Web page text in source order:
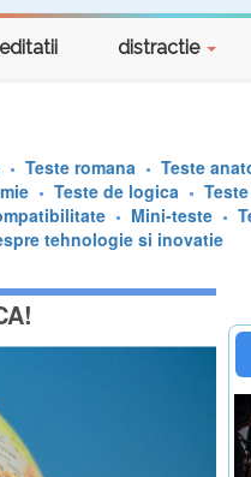
distractie
Teste romana Teste
Teste de logica
Mini-teste
tehnologie si inovatie